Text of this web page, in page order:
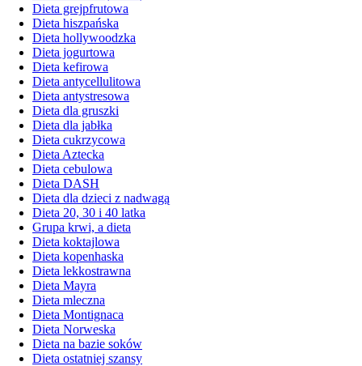
Dieta grejpfrutowa
Dieta hiszpańska
Dieta hollywoodzka
Dieta jogurtowa
Dieta kefirowa
Dieta antycellulitowa
Dieta antystresowa
Dieta dla gruszki
Dieta dla jabłka
Dieta cukrzycowa
Dieta Aztecka
Dieta cebulowa
Dieta DASH
Dieta dla dzieci z nadwagą
Dieta 20, 30 i 40 latka
Grupa krwi, a dieta
Dieta koktajlowa
Dieta kopenhaska
Dieta lekkostrawna
Dieta Mayra
Dieta mleczna
Dieta Montignaca
Dieta Norweska
Dieta na bazie soków
Dieta ostatniej szansy